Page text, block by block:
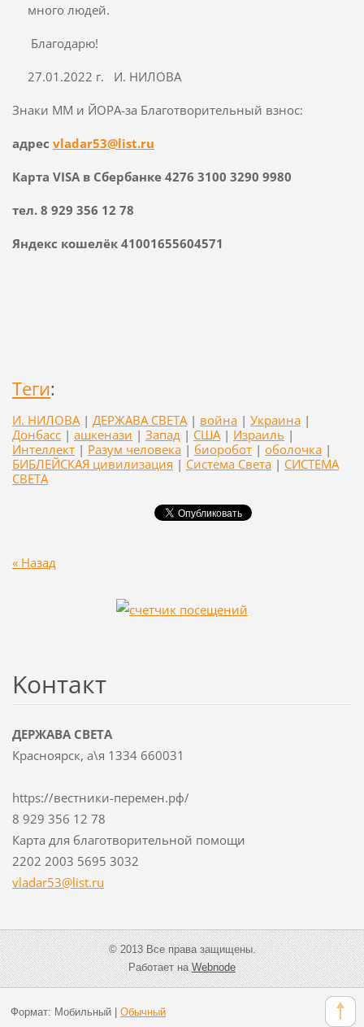
много людей.
Благодарю!
27.01.2022 г. И. НИЛОВА
Знаки ММ и ЙОРА-за Благотворительный взнос:
адрес vladar53@list.ru
Карта VISA в Сбербанке 4276 3100 3290 9980
тел. 8 929 356 12 78
Яндекс кошелёк 41001655604571
Теги:
И. НИЛОВА | ДЕРЖАВА СВЕТА | война | Украина |
Донбасс | ашкенази | Запад | США | Израиль |
Интеллект | Разум человека | биоробот | оболочка |
БИБЛЕЙСКАЯ цивилизация | Система Света | СИСТЕМА
СВЕТА
« Назад
Koнтакт
ДЕРЖАВА СВЕТА
Красноярск, а\я 1334 660031
https://вестники-перемен.рф/
8 929 356 12 78
Карта для благотворительной помощи
2202 2003 5695 3032
vladar53@list.ru
© 2013 Все права защищены.
Работает наWebnode
Формат: Мобильный| Обычный